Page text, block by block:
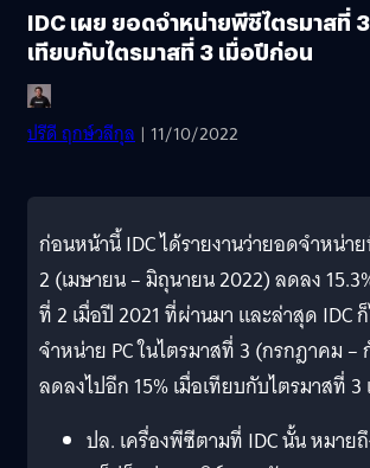
IDC เผย ยอดจำหน่ายพีซีไตรมาสที่
เทียบกับไตรมาสที่ 3 เมื่อปีก่อน
ปรีดี ฤกษ์วลีกุล | 11/10/2022
ก่อนหน้านี้ IDC ได้รายงานว่ายอดจำหน่า
2 (เมษายน – มิถุนายน 2022) ลดลง
ที่ 2 เมื่อปี 2021 ที่ผ่านมา และล่าสุด IDC
จำหน่าย PC ในไตรมาสที่ 3 (กรกฎาคม
ลดลงไปอีก 15% เมื่อเทียบกับไตรมาสที่
ปล. เครื่องพีซีตามที่ IDC นั้น หมาย